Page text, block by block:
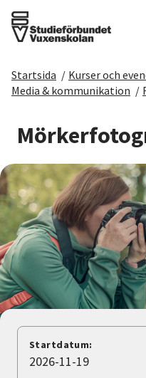
Det här gör vi
För dig som
Sök kurser och
Om SV
Starta studiecirkel
Cirkelledare
Nyheter
Avdelningar
Startsida / Kurser och
Media & kommunikation /
Startdatum:
2026-11-19